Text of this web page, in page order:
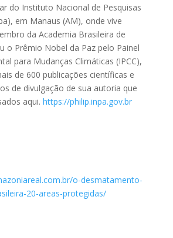
do Instituto Nacional de Pesquisas
em Manaus (AM), onde vive
da Academia Brasileira de
o Prêmio Nobel da Paz pelo Painel
para Mudanças Climáticas (IPCC),
de 600 publicações científicas e
de divulgação de sua autoria que
aqui. https://philip.inpa.gov.br
o-desmatamento-
20-areas-protegidas/